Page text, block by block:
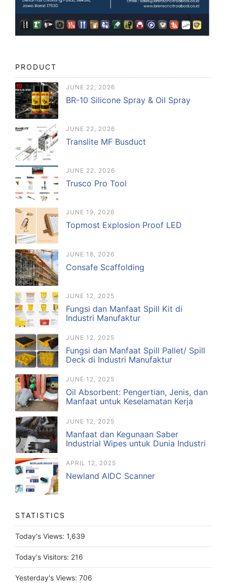
PRODUCT
JUNE 22, 2026
BR-10 Silicone Spray & Oil Spray
JUNE 22, 2026
Translite MF Busduct
JUNE 22, 2026
Trusco Pro Tool
JUNE 19, 2026
Topmost Explosion Proof LED
JUNE 18, 2026
Consafe Scaffolding
JUNE 12, 2025
Fungsi dan Manfaat Spill Kit di
Industri Manufaktur
JUNE 12, 2025
Fungsi dan Manfaat Spill Pallet/ Spill
Deck di Industri Manufaktur
JUNE 12, 2025
Oil Absorbent: Pengertian, Jenis, dan
Manfaat untuk Keselamatan Kerja
JUNE 12, 2025
Manfaat dan Kegunaan Saber
Industrial Wipes untuk Dunia Industri
APRIL 12, 2025
Newland AIDC Scanner
STATISTICS
Today's Views: 1,639
Today's Visitors: 216
Yesterday's Views: 706